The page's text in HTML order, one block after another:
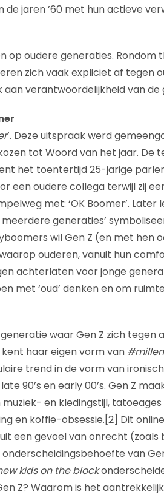
de jaren ’60 met hun actieve
op oudere generaties. Rondom
zich vaak expliciet af tegen
verantwoordelijkheid van de
’. Deze uitspraak werd
tot Woord van het jaar.
het toentertijd 25-jarige
een oudere collega terwijl zij
met: ‘OK Boomer’. Later
generaties’
wil Gen Z (en met hen
ouderen, vanuit hun
achterlaten voor jonge
met ‘oud’ denken en om
waar Gen Z zich tegen
haar eigen vorm van
trend in de vorm van
90’s en early 00’s. Gen Z
en kledingstijl,
en koffie-obsessie.[2] Dit
een gevoel van onrecht (zoals
van
kids on the block
Z? Waarom is het